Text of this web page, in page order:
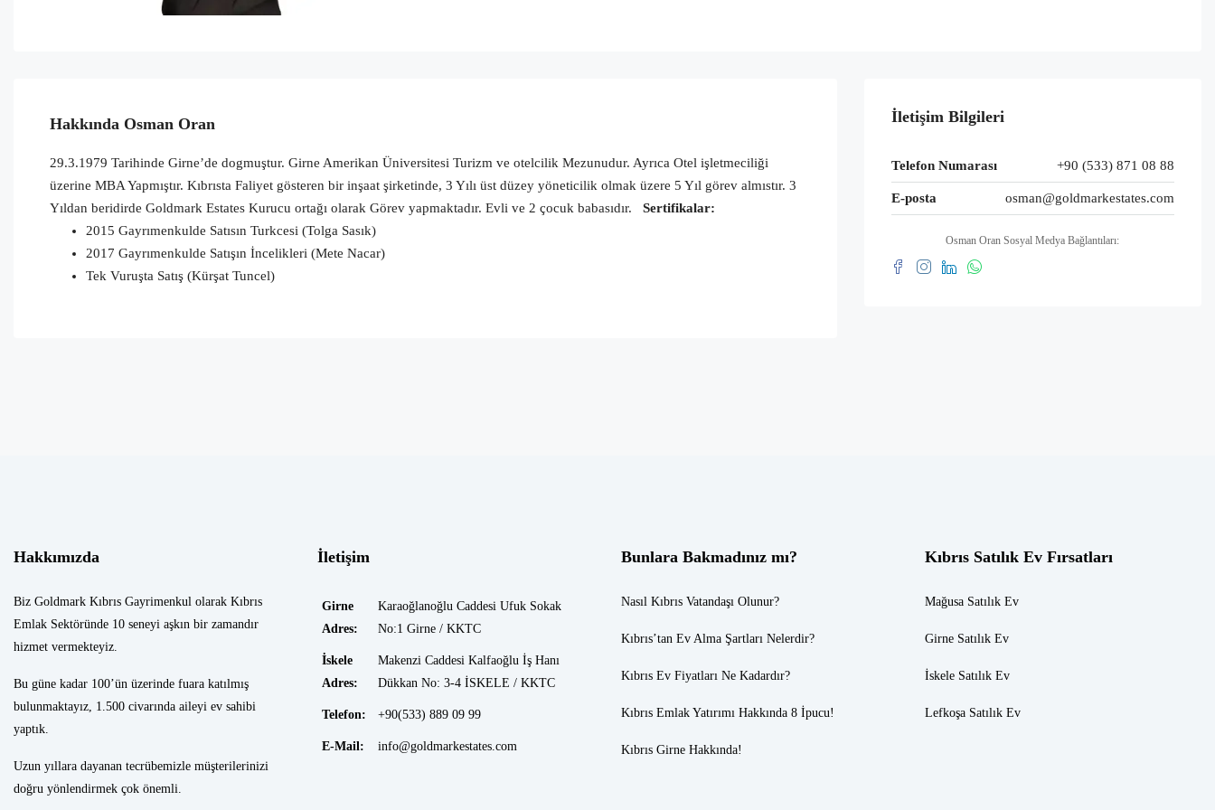
Hakkında Osman Oran
29.3.1979 Tarihinde Girne’de dogmuştur. Girne Amerikan Üniversitesi Turizm ve otelcilik Mezunudur. Ayrıca Otel işletmeciliği
üzerine MBA Yapmıştır. Kıbrısta Faliyet gösteren bir inşaat şirketinde, 3 Yılı üst düzey yöneticilik olmak üzere 5 Yıl görev almıstır. 3
Yıldan beridirde Goldmark Estates Kurucu ortağı olarak Görev yapmaktadır. Evli ve 2 çocuk babasıdır. Sertifikalar:
2015 Gayrımenkulde Satısın Turkcesi (Tolga Sasık)
2017 Gayrımenkulde Satışın İncelikleri (Mete Nacar)
Tek Vuruşta Satış (Kürşat Tuncel)
İletişim Bilgileri
Telefon Numarası +90 (533) 871 08 88
E-posta osman@goldmarkestates.com
Osman Oran Sosyal Medya Bağlantıları:
Hakkımızda
Biz Goldmark Kıbrıs Gayrimenkul olarak Kıbrıs
Emlak Sektöründe 10 seneyi aşkın bir zamandır
hizmet vermekteyiz.
Bu güne kadar 100’ün üzerinde fuara katılmış
bulunmaktayız, 1.500 civarında aileyi ev sahibi
yaptık.
Uzun yıllara dayanan tecrübemizle müşterilerinizi
doğru yönlendirmek çok önemli.
İletişim
Girne
Adres:
Karaoğlanoğlu Caddesi Ufuk Sokak
No:1 Girne / KKTC
İskele
Adres:
Makenzi Caddesi Kalfaoğlu İş Hanı
Dükkan No: 3-4 İSKELE / KKTC
Telefon: +90(533) 889 09 99
E-Mail: info@goldmarkestates.com
Bunlara Bakmadınız mı?
Nasıl Kıbrıs Vatandaşı Olunur?
Kıbrıs’tan Ev Alma Şartları Nelerdir?
Kıbrıs Ev Fiyatları Ne Kadardır?
Kıbrıs Emlak Yatırımı Hakkında 8 İpucu!
Kıbrıs Girne Hakkında!
Kıbrıs Satılık Ev Fırsatları
Mağusa Satılık Ev
Girne Satılık Ev
İskele Satılık Ev
Lefkoşa Satılık Ev